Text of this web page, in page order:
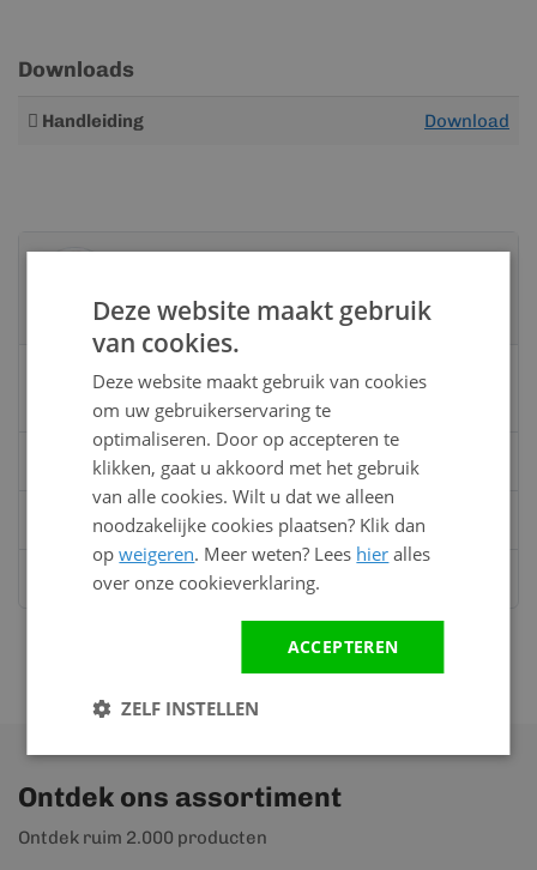
Downloads
Meer
Handleiding Download
Advies nodig?
specialisten
Vandaag bereikbaar
van 08:00 tot 17:00 uur
0528 - 355190
Mailinfo@kunststofbouwmateriaal.nl
Stuur ons een bericht opWhatsapp
Ontdek ons assortiment
Ontdek ruim 2.000 producten
Deze website maakt gebruik
van cookies.
Deze website maakt gebruik van cookies
om uw gebruikerservaring te
optimaliseren. Door op accepteren te
klikken, gaat u akkoord met het gebruik
van alle cookies. Wilt u dat we alleen
noodzakelijke cookies plaatsen? Klik dan
opweigeren. Meer weten? Lees hier alles
over onze cookieverklaring.
ACCEPTEREN
ZELF INSTELLEN